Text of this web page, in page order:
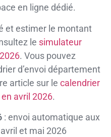
en ligne dédié.
et estimer le montant
le simulateur
. Vous pouvez
d’envoi département
article sur le calendrier
avril 2026.
: envoi automatique aux
et mai 2026